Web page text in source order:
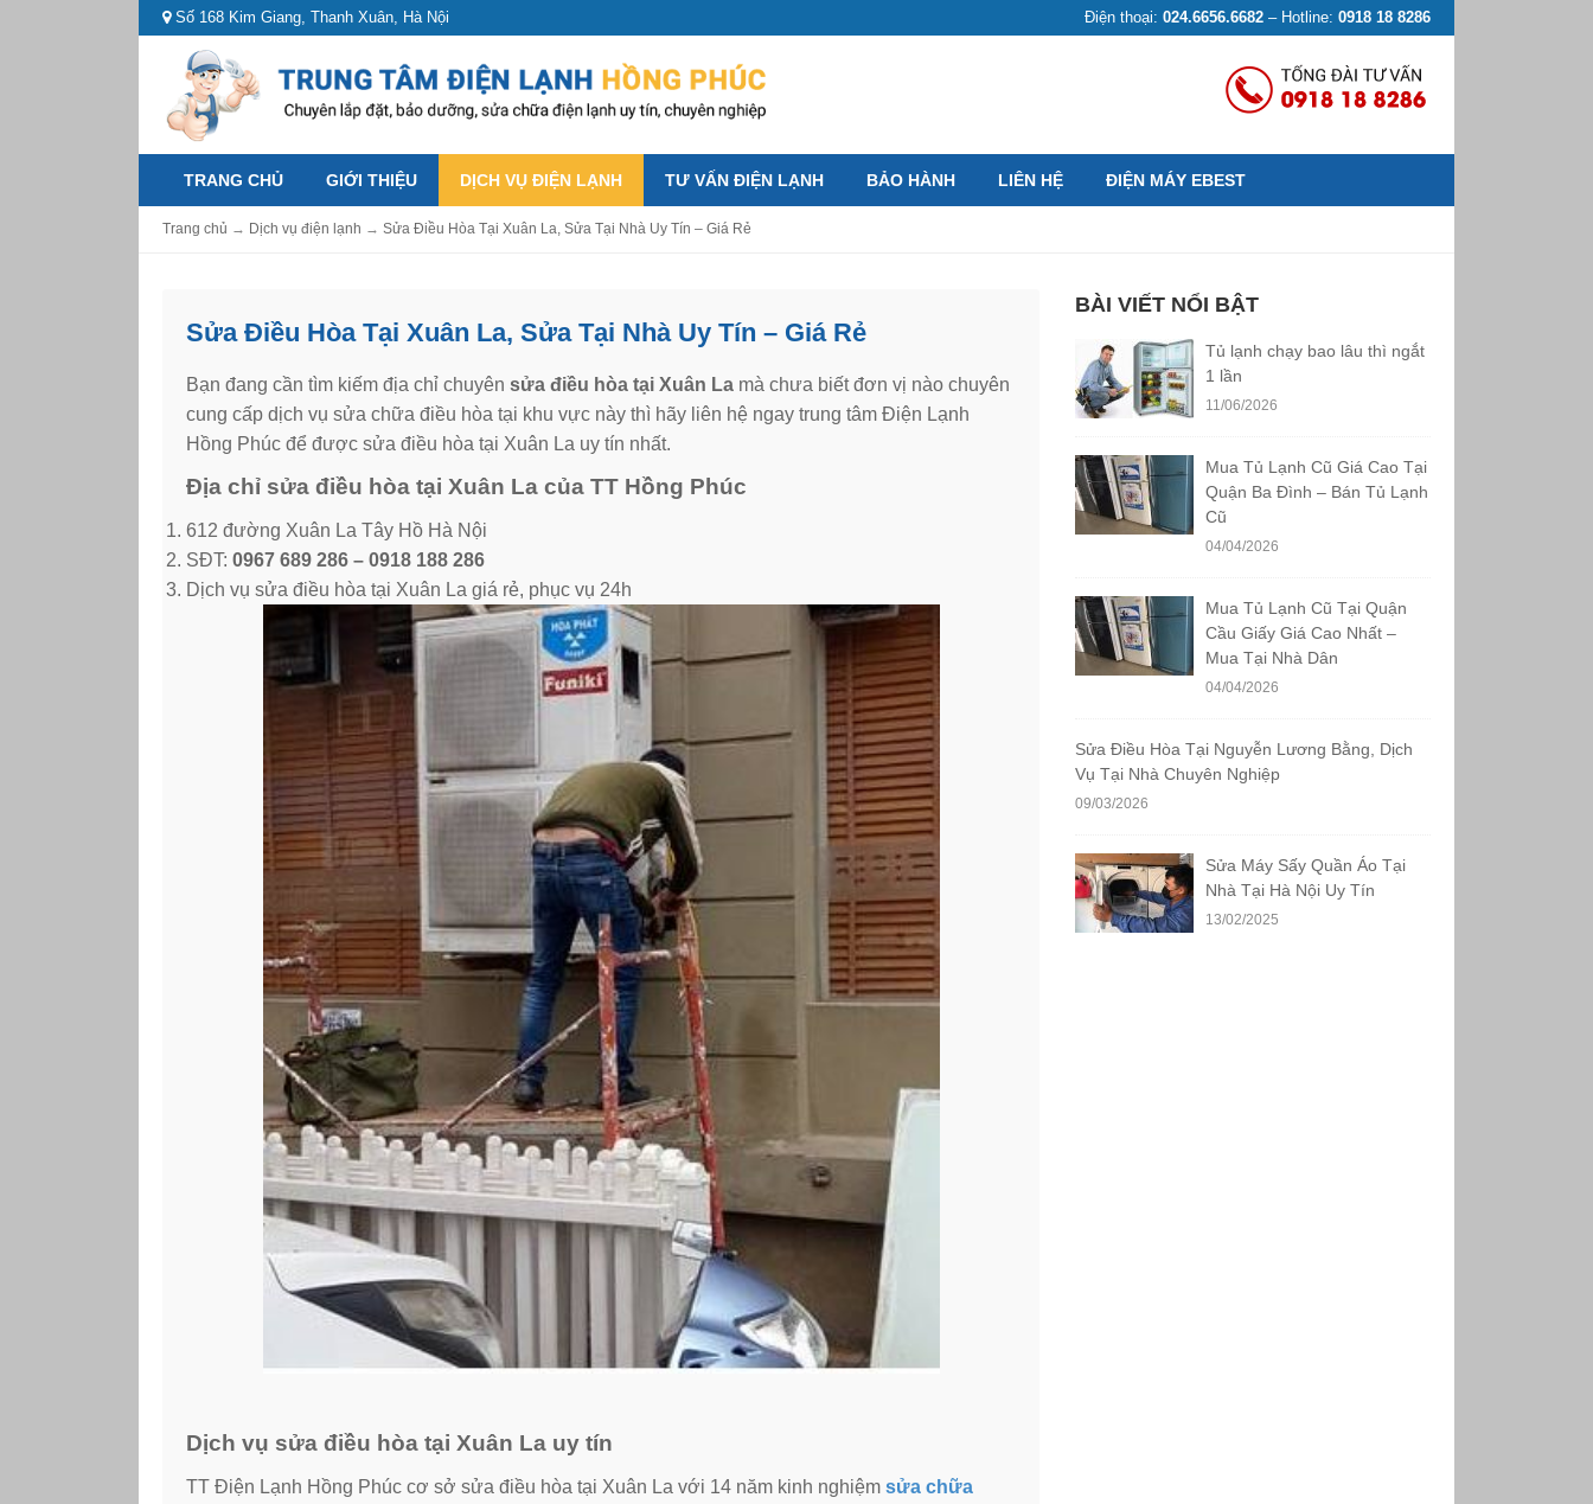
Số 168 Kim Giang, Thanh Xuân, Hà Nội Điện thoại: 024.6656.6682 – Hotline: 0918 18 8286
TRANG CHỦ GIỚI THIỆU DỊCH VỤ ĐIỆN LẠNH TƯ VẤN ĐIỆN LẠNH BẢO HÀNH LIÊN HỆ ĐIỆN MÁY EBEST
Trang chủ → Dịch vụ điện lạnh → Sửa Điều Hòa Tại Xuân La, Sửa Tại Nhà Uy Tín – Giá Rẻ
Sửa Điều Hòa Tại Xuân La, Sửa Tại Nhà Uy Tín – Giá Rẻ
Bạn đang cần tìm kiếm địa chỉ chuyên sửa điều hòa tại Xuân La mà chưa biết đơn vị nào chuyên
cung cấp dịch vụ sửa chữa điều hòa tại khu vực này thì hãy liên hệ ngay trung tâm Điện Lạnh
Hồng Phúc để được sửa điều hòa tại Xuân La uy tín nhất.
Địa chỉ sửa điều hòa tại Xuân La của TT Hồng Phúc
612 đường Xuân La Tây Hồ Hà Nội
SĐT: 0967 689 286 – 0918 188 286
Dịch vụ sửa điều hòa tại Xuân La giá rẻ, phục vụ 24h
Dịch vụ sửa điều hòa tại Xuân La uy tín
TT Điện Lạnh Hồng Phúc cơ sở sửa điều hòa tại Xuân La với 14 năm kinh nghiệm sửa chữa
BÀI VIẾT NỔI BẬT
Tủ lạnh chạy bao lâu thì ngắt
1 lần
11/06/2026
Mua Tủ Lạnh Cũ Giá Cao Tại
Quận Ba Đình – Bán Tủ Lạnh
Cũ
04/04/2026
Mua Tủ Lạnh Cũ Tại Quận
Cầu Giấy Giá Cao Nhất –
Mua Tại Nhà Dân
04/04/2026
Sửa Điều Hòa Tại Nguyễn Lương Bằng, Dịch
Vụ Tại Nhà Chuyên Nghiệp
09/03/2026
Sửa Máy Sấy Quần Áo Tại
Nhà Tại Hà Nội Uy Tín
13/02/2025